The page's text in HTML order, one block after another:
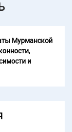
Мурманской
и